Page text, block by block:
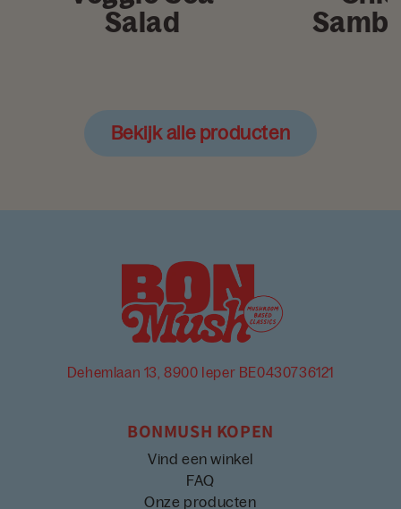
Salad
Bekijk alle producten
Dehemlaan 13, 8900 Ieper BE0430736121
BONMUSH KOPEN
Vind een winkel
FAQ
Onze producten